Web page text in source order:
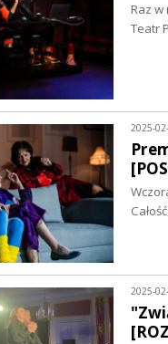
Raz
Teatr
2025-
2025-